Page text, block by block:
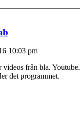
10:03 pm
från bla. Youtube.
det programmet.